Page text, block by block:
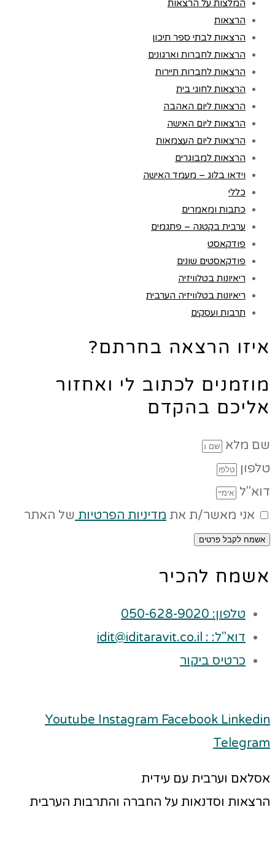
המלצות על הרצאות
הרצאות
הרצאות לבתי ספר תיכון
הרצאות לחברות וארגונים
הרצאות לחברות תיירות
הרצאות לחוגי בית
הרצאות ליום האהבה
הרצאות ליום האישה
הרצאות ליום העצמאות
הרצאות למבוגרים
וידאו בלוג – מעמד האישה
כללי
כתבות ומאמרים
ערבית בקטנה – פתגמים
פודקאסט
פודקאסטים שונים
ריאיונות בטלוויזיה
ריאיונות בטלוויזיה הערבית
תרבות ועסקים
איזו הרצאה בחרתם?
מוזמנים לכתוב לי ואחזור
אליכם בהקדם
שם מלא
טלפון
דוא"ל
אני מאשר/ת את מדיניות הפרטיות של האתר
אשמח לקבל פרטים
אשמח להכיר
טלפון: 050-628-9020
דוא"ל: : idit@iditaravit.co.il
כרטיס ביקור
Youtube Instagram Facebook Linkedin
Telegram
אסלאם וערבית עם עידית
הרצאות וסדנאות על החברה והתרבות הערבית